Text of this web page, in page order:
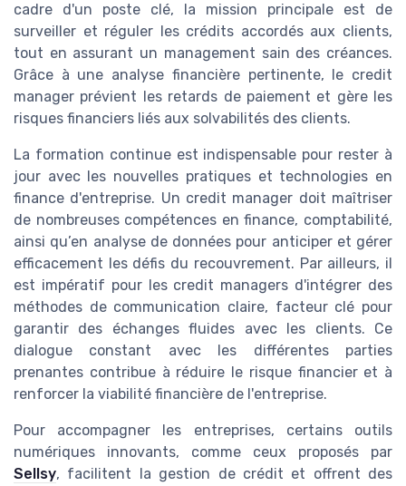
cadre d'un poste clé, la mission principale est de
surveiller et réguler les crédits accordés aux clients,
tout en assurant un management sain des créances.
Grâce à une analyse financière pertinente, le credit
manager prévient les retards de paiement et gère les
risques financiers liés aux solvabilités des clients.
La formation continue est indispensable pour rester à
jour avec les nouvelles pratiques et technologies en
finance d'entreprise. Un credit manager doit maîtriser
de nombreuses compétences en finance, comptabilité,
ainsi qu’en analyse de données pour anticiper et gérer
efficacement les défis du recouvrement. Par ailleurs, il
est impératif pour les credit managers d'intégrer des
méthodes de communication claire, facteur clé pour
garantir des échanges fluides avec les clients. Ce
dialogue constant avec les différentes parties
prenantes contribue à réduire le risque financier et à
renforcer la viabilité financière de l'entreprise.
Pour accompagner les entreprises, certains outils
numériques innovants, comme ceux proposés par
Sellsy, facilitent la gestion de crédit et offrent des